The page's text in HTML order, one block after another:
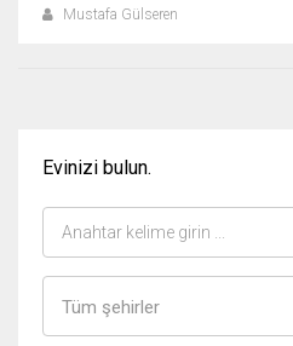
Mustafa Gülseren
Evinizi bulun.
Tüm şehirler